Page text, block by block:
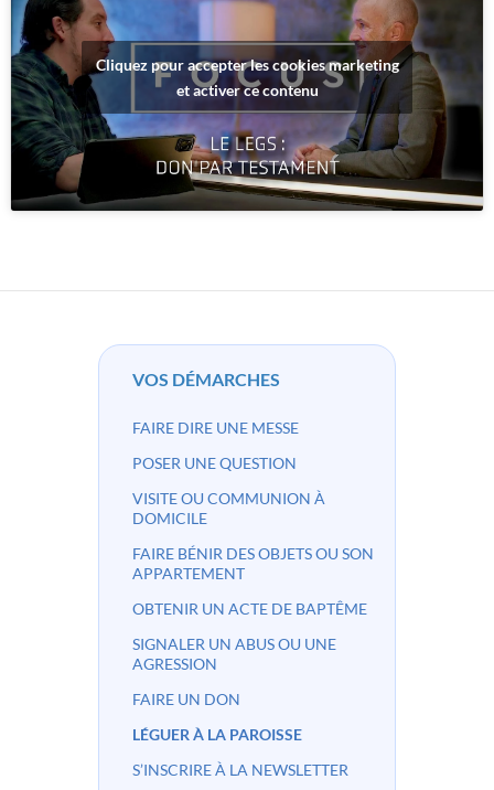
Cliquez pour accepter les cookies marketing
et activer ce contenu
VOS DÉMARCHES
FAIRE DIRE UNE MESSE
POSER UNE QUESTION
VISITE OU COMMUNION À
DOMICILE
FAIRE BÉNIR DES OBJETS OU SON
APPARTEMENT
OBTENIR UN ACTE DE BAPTÊME
SIGNALER UN ABUS OU UNE
AGRESSION
FAIRE UN DON
LÉGUER À LA PAROISSE
S’INSCRIRE À LA NEWSLETTER